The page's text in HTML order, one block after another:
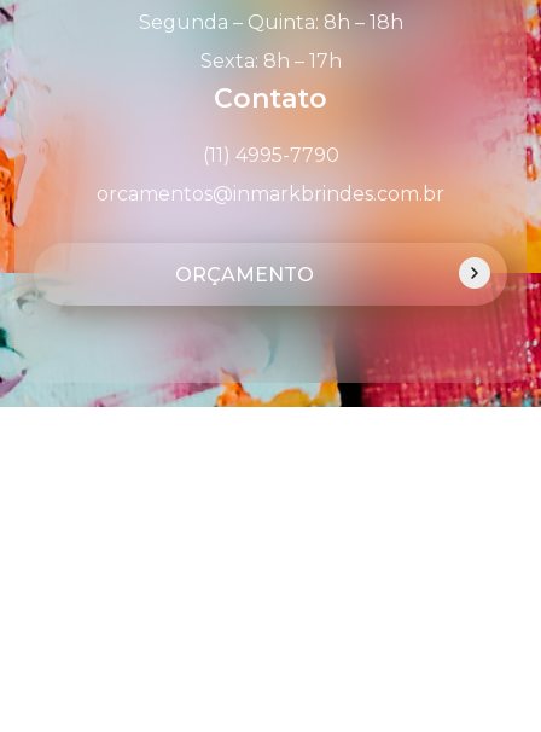
Segunda – Quinta: 8h – 18h
Sexta: 8h – 17h
Contato
(11) 4995-7790
orcamentos@inmarkbrindes.com.br
ORÇAMENTO